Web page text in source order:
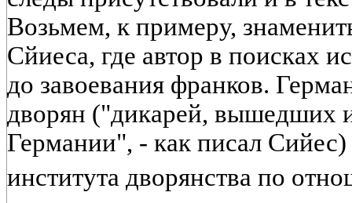
Возьмем, к примеру,
Сйиеса, где автор в поисках
до завоевания франков.
дворян ("дикарей, вышедших
Германии", - как писал
института дворянства по